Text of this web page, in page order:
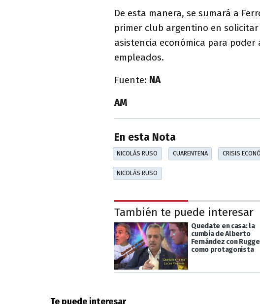
De esta manera, se sumará a
primer club argentino en
asistencia económica para
empleados.
Fuente: NA
AM
En esta Nota
NICOLÁS RUSO CUARENTENA CRISIS
NICOLÁS RUSO
También te puede interesar
Quedate en casa: la
cumbia de Alberto
Fernández con
como protagonista